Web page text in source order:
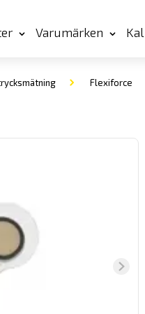
Varumärken
Flexiforce